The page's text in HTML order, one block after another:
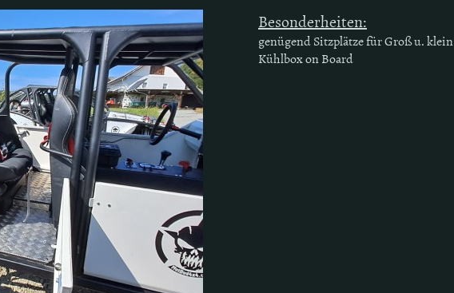
Besonderheiten:
genügend Sitzplätze für Groß u. klein
Kühlbox on Board